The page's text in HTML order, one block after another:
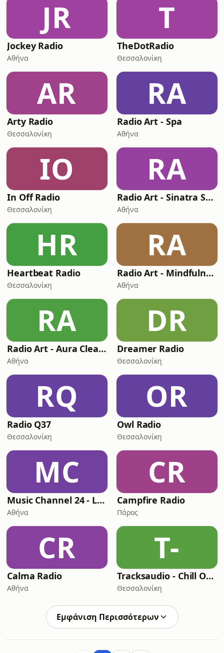
JR
Jockey Radio
Αθήνα
T
TheDotRadio
Θεσσαλονίκη
AR
Arty Radio
Θεσσαλονίκη
RA
Radio Art - Spa
Αθήνα
IO
In Off Radio
Θεσσαλονίκη
RA
Radio Art - Sinatra Style
Αθήνα
HR
Heartbeat Radio
Θεσσαλονίκη
RA
Radio Art - Mindfulness & Wisdom
Αθήνα
RA
Radio Art - Aura Cleansing
Αθήνα
DR
Dreamer Radio
Θεσσαλονίκη
RQ
Radio Q37
Θεσσαλονίκη
OR
Owl Radio
Θεσσαλονίκη
MC
Music Channel 24 - Lounge Chillout
Αθήνα
CR
Campfire Radio
Πάρος
CR
Calma Radio
Αθήνα
T-
Tracksaudio - Chill Out Lounge Music
Θεσσαλονίκη
Εμφάνιση Περισσότερων